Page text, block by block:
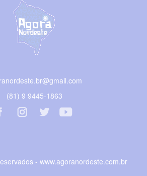
(81) 9 9445-1863
- www.agoranordeste.com.br